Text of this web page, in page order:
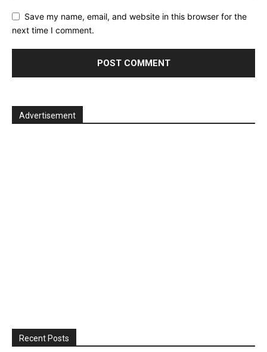
Save my name, email, and website in this browser for the
next time I comment.
Advertisement
Recent Posts